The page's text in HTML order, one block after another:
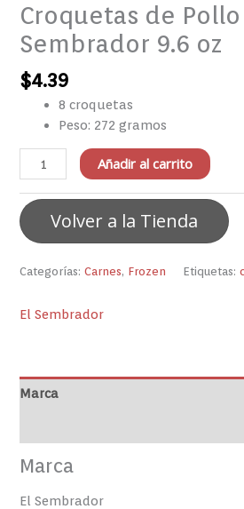
Croquetas de Pollo
Sembrador 9.6 oz
$4.39
8 croquetas
Peso: 272 gramos
Añadir al carrito
Volver a la Tienda
Categorías:Carnes, Frozen Etiquetas:
El Sembrador
Marca
Marca
El Sembrador